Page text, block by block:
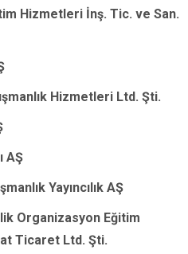
Hizmetleri İnş. Tic. ve San.
Hizmetleri Ltd. Şti.
AŞ
Yayıncılık AŞ
Organizasyon Eğitim
Ticaret Ltd. Şti.